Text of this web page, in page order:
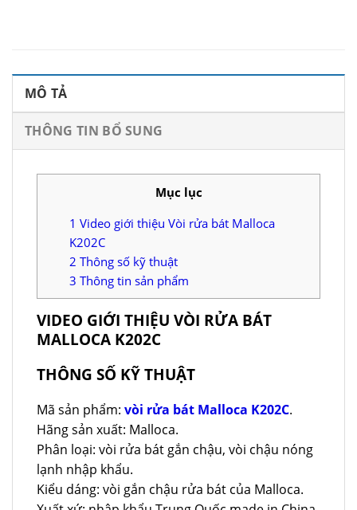
MÔ TẢ
THÔNG TIN BỔ SUNG
Mục lục
1 Video giới thiệu Vòi rửa bát Malloca
K202C
2 Thông số kỹ thuật
3 Thông tin sản phẩm
VIDEO GIỚI THIỆU VÒI RỬA BÁT
MALLOCA K202C
THÔNG SỐ KỸ THUẬT
Mã sản phẩm: vòi rửa bát Malloca K202C.
Hãng sản xuất: Malloca.
Phân loại: vòi rửa bát gắn chậu, vòi chậu nóng
lạnh nhập khẩu.
Kiểu dáng: vòi gắn chậu rửa bát của Malloca.